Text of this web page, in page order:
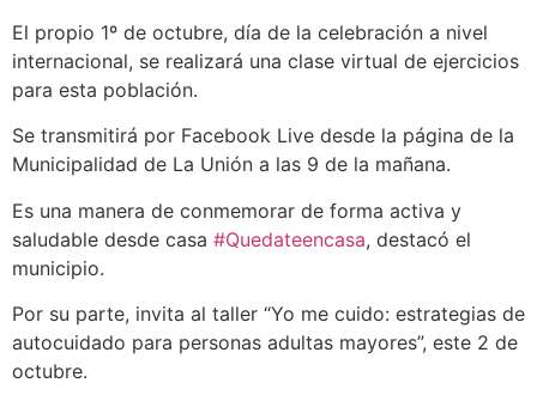
El propio 1º de octubre, día de la celebración a nivel
internacional, se realizará una clase virtual de ejercicios
para esta población.
Se transmitirá por Facebook Live desde la página de la
Municipalidad de La Unión a las 9 de la mañana.
Es una manera de conmemorar de forma activa y
saludable desde casa #Quedateencasa, destacó el
municipio.
Por su parte, invita al taller “Yo me cuido: estrategias de
autocuidado para personas adultas mayores”, este 2 de
octubre.